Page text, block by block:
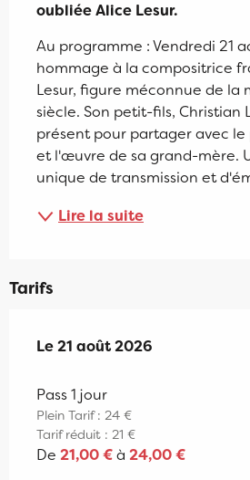
oubliée Alice Lesur.
Au programme : Vendredi 21
hommage à la compositrice
Lesur, figure méconnue de la
siècle. Son petit-fils, Christian
présent pour partager avec
et l'œuvre de sa grand-mère.
unique de transmission et
Lire la suite
Tarifs
Le21 août 2026
Le21 août 2026
Pass 1 jour
Plein Tarif : 24 €
Tarif réduit : 21 €
De 21,00 €à 24,00 €